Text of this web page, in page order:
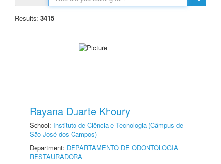
Results: 3415
Rayana Duarte Khoury
School: Instituto de Ciência e Tecnologia (Câmpus de
São José dos Campos)
Department: DEPARTAMENTO DE ODONTOLOGIA
RESTAURADORA